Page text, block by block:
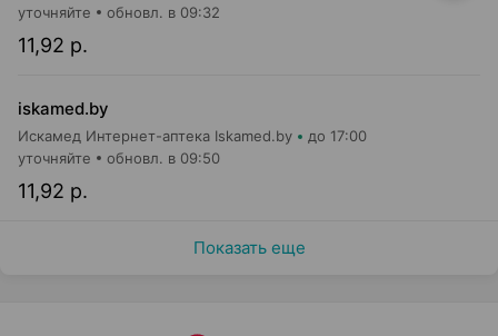
11,92 р.
уточняйте обновл. в 09:32
iskamed.by
Искамед Интернет-аптека Iskamed.by до 17:00
11,92 р.
уточняйте обновл. в 09:50
Показать еще